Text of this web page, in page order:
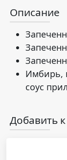
Описание
Имбирь,
соус
Добавить к